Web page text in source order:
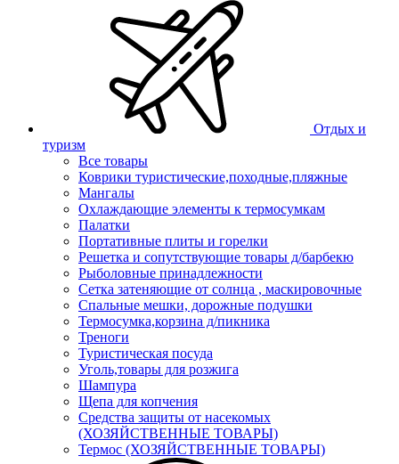
Отдых и
туризм
Все товары
Коврики туристические,походные,пляжные
Мангалы
Охлаждающие элементы к термосумкам
Палатки
Портативные плиты и горелки
Решетка и сопутствующие товары д/барбекю
Рыболовные принадлежности
Сетка затеняющие от солнца , маскировочные
Спальные мешки, дорожные подушки
Термосумка,корзина д/пикника
Треноги
Туристическая посуда
Уголь,товары для розжига
Шампура
Щепа для копчения
Средства защиты от насекомых
(ХОЗЯЙСТВЕННЫЕ ТОВАРЫ)
Термос (ХОЗЯЙСТВЕННЫЕ ТОВАРЫ)